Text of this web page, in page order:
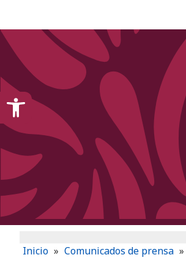
Inicio » Comunicados de prensa »
Open toolbar